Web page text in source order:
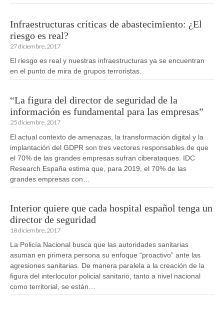
Infraestructuras críticas de abastecimiento: ¿El
riesgo es real?
27 diciembre, 2017
El riesgo es real y nuestras infraestructuras ya se encuentran
en el punto de mira de grupos terroristas.
“La figura del director de seguridad de la
información es fundamental para las empresas”
25 diciembre, 2017
El actual contexto de amenazas, la transformación digital y la
implantación del GDPR son tres vectores responsables de que
el 70% de las grandes empresas sufran ciberataques. IDC
Research España estima que, para 2019, el 70% de las
grandes empresas con…
Interior quiere que cada hospital español tenga un
director de seguridad
18 diciembre, 2017
La Policía Nacional busca que las autoridades sanitarias
asuman en primera persona su enfoque “proactivo” ante las
agresiones sanitarias. De manera paralela a la creación de la
figura del interlocutor policial sanitario, tanto a nivel nacional
como territorial, se están…